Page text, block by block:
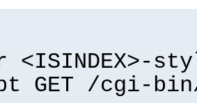
<ISINDEX>-
GET /cgi-